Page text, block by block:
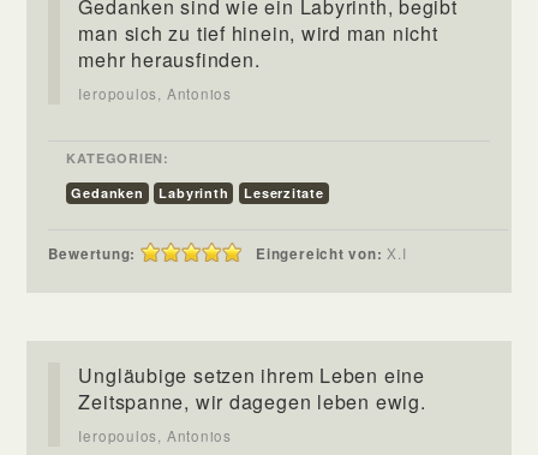
Gedanken sind wie ein Labyrinth, begibt
man sich zu tief hinein, wird man nicht
mehr herausfinden.
Ieropoulos, Antonios
KATEGORIEN:
Gedanken
Labyrinth Leserzitate
Bewertung: Eingereicht von:X.I
Ungläubige setzen ihrem Leben eine
Zeitspanne, wir dagegen leben ewig.
Ieropoulos, Antonios